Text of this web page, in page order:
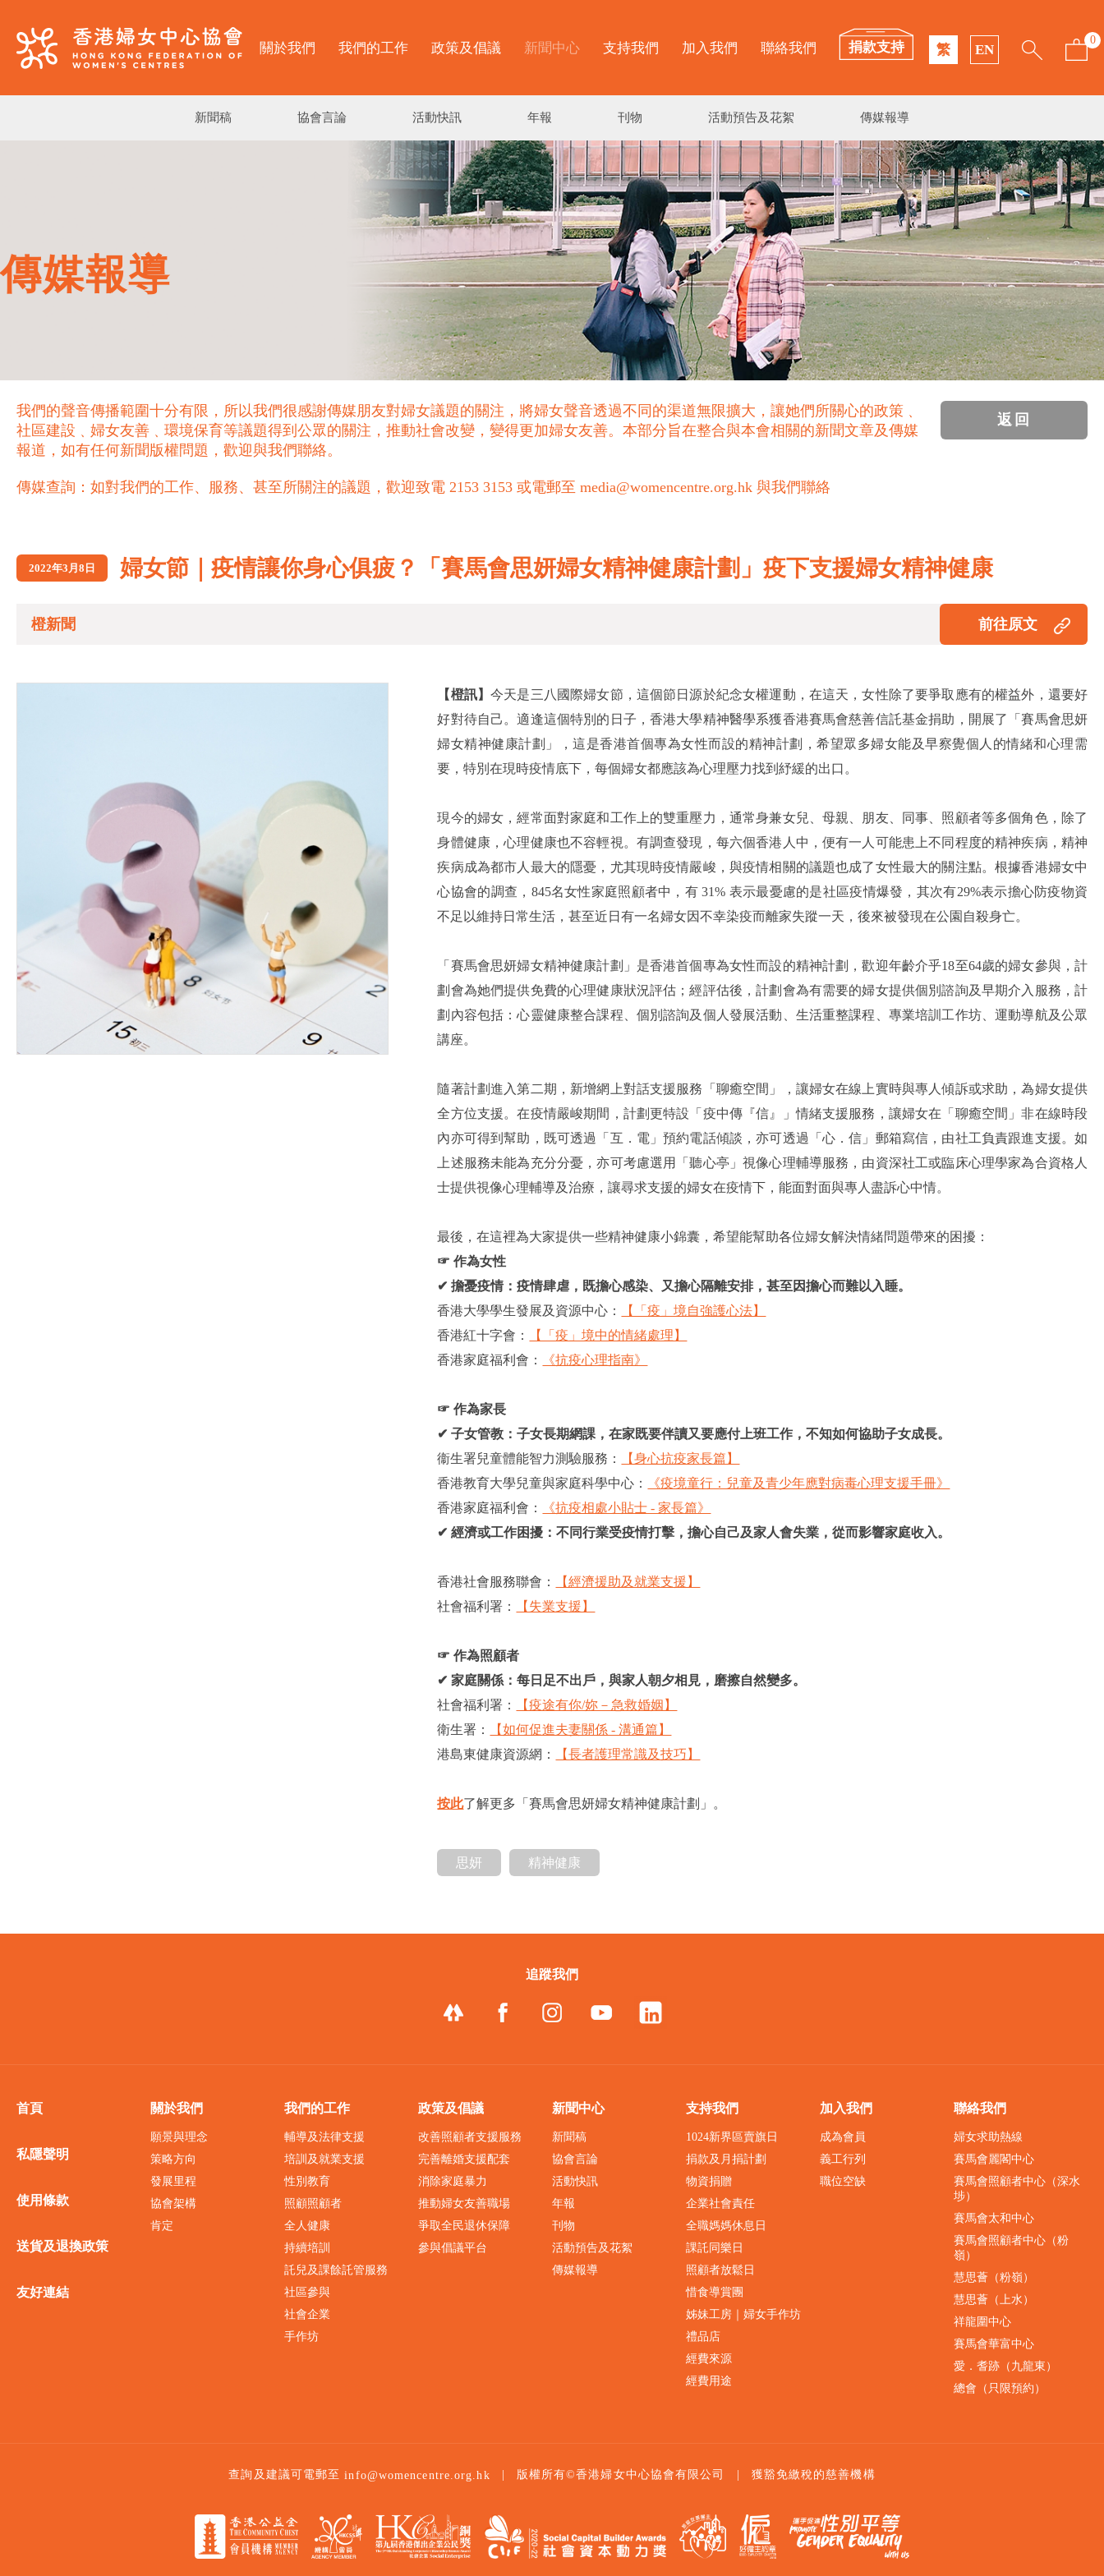
關於我們 我們的工作 政策及倡議 新聞中心 支持我們 加入我們 聯絡我們 捐款支持 繁 EN
0
新聞稿 協會言論 活動快訊 年報 刊物 活動預告及花絮 傳媒報導
傳媒報導
我們的聲音傳播範圍十分有限，所以我們很感謝傳媒朋友對婦女議題的關注，將婦女聲音透過不同的渠道無限擴大，讓她們所關心的政策﹑
社區建設﹑婦女友善﹑環境保育等議題得到公眾的關注，推動社會改變，變得更加婦女友善。本部分旨在整合與本會相關的新聞文章及傳媒
報道，如有任何新聞版權問題，歡迎與我們聯絡。
傳媒查詢：如對我們的工作、服務、甚至所關注的議題，歡迎致電 2153 3153 或電郵至 media@womencentre.org.hk 與我們聯絡
返回
2022年3月8日 婦女節｜疫情讓你身心俱疲？「賽馬會思妍婦女精神健康計劃」疫下支援婦女精神健康
橙新聞 前往原文
【橙訊】今天是三八國際婦女節，這個節日源於紀念女權運動，在這天，女性除了要爭取應有的權益外，還要好
好對待自己。適逢這個特別的日子，香港大學精神醫學系獲香港賽馬會慈善信託基金捐助，開展了「賽馬會思妍
婦女精神健康計劃」，這是香港首個專為女性而設的精神計劃，希望眾多婦女能及早察覺個人的情緒和心理需
要，特別在現時疫情底下，每個婦女都應該為心理壓力找到紓緩的出口。
現今的婦女，經常面對家庭和工作上的雙重壓力，通常身兼女兒、母親、朋友、同事、照顧者等多個角色，除了
身體健康，心理健康也不容輕視。有調查發現，每六個香港人中，便有一人可能患上不同程度的精神疾病，精神
疾病成為都市人最大的隱憂，尤其現時疫情嚴峻，與疫情相關的議題也成了女性最大的關注點。根據香港婦女中
心協會的調查，845名女性家庭照顧者中，有 31% 表示最憂慮的是社區疫情爆發，其次有29%表示擔心防疫物資
不足以維持日常生活，甚至近日有一名婦女因不幸染疫而離家失蹤一天，後來被發現在公園自殺身亡。
「賽馬會思妍婦女精神健康計劃」是香港首個專為女性而設的精神計劃，歡迎年齡介乎18至64歲的婦女參與，計
劃會為她們提供免費的心理健康狀況評估；經評估後，計劃會為有需要的婦女提供個別諮詢及早期介入服務，計
劃內容包括：心靈健康整合課程、個別諮詢及個人發展活動、生活重整課程、專業培訓工作坊、運動導航及公眾
講座。
隨著計劃進入第二期，新增網上對話支援服務「聊癒空間」，讓婦女在線上實時與專人傾訴或求助，為婦女提供
全方位支援。在疫情嚴峻期間，計劃更特設「疫中傳『信』」情緒支援服務，讓婦女在「聊癒空間」非在線時段
內亦可得到幫助，既可透過「互．電」預約電話傾談，亦可透過「心．信」郵箱寫信，由社工負責跟進支援。如
上述服務未能為充分分憂，亦可考慮選用「聽心亭」視像心理輔導服務，由資深社工或臨床心理學家為合資格人
士提供視像心理輔導及治療，讓尋求支援的婦女在疫情下，能面對面與專人盡訴心中情。
最後，在這裡為大家提供一些精神健康小錦囊，希望能幫助各位婦女解決情緒問題帶來的困擾：
☞ 作為女性
✔ 擔憂疫情：疫情肆虐，既擔心感染、又擔心隔離安排，甚至因擔心而難以入睡。
香港大學學生發展及資源中心：
【「疫」境自強護心法】
香港紅十字會：
【「疫」境中的情緒處理】
香港家庭福利會：
《抗疫心理指南》
☞ 作為家長
✔ 子女管教：子女長期網課，在家既要伴讀又要應付上班工作，不知如何協助子女成長。
衞生署兒童體能智力測驗服務：
【身心抗疫家長篇】
香港教育大學兒童與家庭科學中心：
《疫境童行：兒童及青少年應對病毒心理支援手冊》
香港家庭福利會：
《抗疫相處小貼士 - 家長篇》
✔ 經濟或工作困擾：不同行業受疫情打擊，擔心自己及家人會失業，從而影響家庭收入。
香港社會服務聯會：
【經濟援助及就業支援】
社會福利署：
【失業支援】
☞ 作為照顧者
✔ 家庭關係：每日足不出戶，與家人朝夕相見，磨擦自然變多。
社會福利署：
【疫途有你/妳－急救婚姻】
衛生署：
【如何促進夫妻關係 - 溝通篇】
港島東健康資源網：
【長者護理常識及技巧】
按此了解更多「賽馬會思妍婦女精神健康計劃」。
思妍 精神健康
追蹤我們
首頁
私隱聲明
使用條款
送貨及退換政策
友好連結
關於我們
願景與理念
策略方向
發展里程
協會架構
肯定
我們的工作
輔導及法律支援
培訓及就業支援
性別教育
照顧照顧者
全人健康
持續培訓
託兒及課餘託管服務
社區參與
社會企業
手作坊
政策及倡議
改善照顧者支援服務
完善離婚支援配套
消除家庭暴力
推動婦女友善職場
爭取全民退休保障
參與倡議平台
新聞中心
新聞稿
協會言論
活動快訊
年報
刊物
活動預告及花絮
傳媒報導
支持我們
1024新界區賣旗日
捐款及月捐計劃
物資捐贈
企業社會責任
全職媽媽休息日
課託同樂日
照顧者放鬆日
惜食導賞團
姊妹工房｜婦女手作坊
禮品店
經費來源
經費用途
加入我們
成為會員
義工行列
職位空缺
聯絡我們
婦女求助熱線
賽馬會麗閣中心
賽馬會照顧者中心（深水
埗）
賽馬會太和中心
賽馬會照顧者中心（粉
嶺）
慧思薈（粉嶺）
慧思薈（上水）
祥龍圍中心
賽馬會華富中心
愛．耆跡（九龍東）
總會（只限預約）
查詢及建議可電郵至info@womencentre.org.hk 版權所有©香港婦女中心協會有限公司 獲豁免繳稅的慈善機構